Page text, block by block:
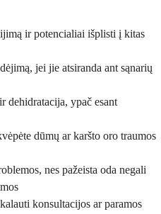
ir potencialiai išplisti į kitas
jei jie atsiranda ant sąnarių
dehidratacija, ypač esant
dūmų ar karšto oro traumos
nes pažeista oda negali
konsultacijos ar paramos